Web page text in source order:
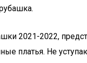
2021-2022,
платья. Не